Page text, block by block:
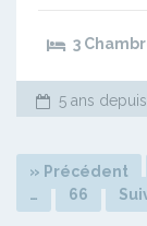
3
5 ans depuis
» Précédent
…
66